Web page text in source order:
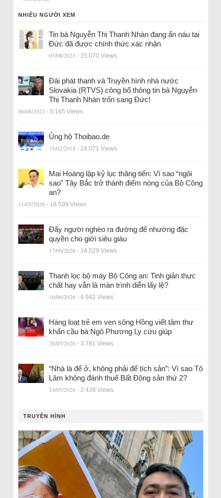
NHIỀU NGƯỜI XEM
Tin bà Nguyễn Thị Thanh Nhàn đang ẩn náu tại
Đức đã được chính thức xác nhận
07/08/2023 - 15.070 Views
Đài phát thanh và Truyền hình nhà nước
Slovakia (RTVS) công bố thông tin bà Nguyễn
Thị Thanh Nhàn trốn sang Đức!
06/08/2023 - 5.165 Views
Ủng hộ Thoibao.de
15/02/2018 - 24.071 Views
Mai Hoàng lập kỷ lục thăng tiến: Vì sao “ngôi
sao” Tây Bắc trở thành điểm nóng của Bộ Công
an?
11/05/2026 - 18.509 Views
Đẩy người nghèo ra đường để nhường đặc
quyền cho giới siêu giàu
17/06/2026 - 14.529 Views
Thanh lọc bộ máy Bộ Công an: Tinh giản thực
chất hay vẫn là màn trình diễn lấy lệ?
16/06/2026 - 4.942 Views
Hàng loạt trẻ em ven sông Hồng viết tâm thư
khẩn cầu bà Ngô Phương Ly cứu giúp
28/05/2026 - 3.781 Views
“Nhà là để ở, không phải để tích sản”: Vì sao Tô
Lâm không đánh thuế Bất Động sản thứ 2?
24/05/2026 - 2.428 Views
TRUYỀN HÌNH